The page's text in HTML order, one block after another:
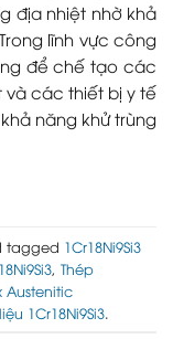
địa nhiệt nhờ khả
lĩnh vực công
để chế tạo các
và các thiết bị y tế
năng khử trùng
tagged 1Cr18Ni9Si3
, Thép
Austenitic
1Cr18Ni9Si3.